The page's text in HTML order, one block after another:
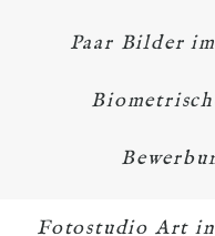
Paar Bilder
Fotostudio Art in